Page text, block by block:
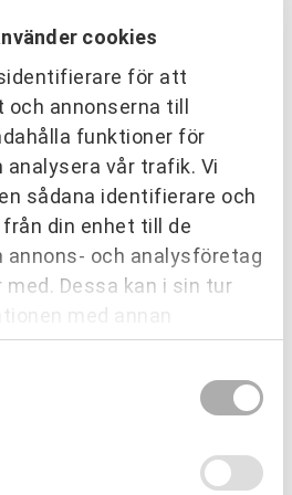
cookies
för att
och annonserna till
funktioner för
analysera vår trafik. Vi
sådana identifierare och
din enhet till de
annons- och analysföretag
Dessa kan i sin tur
med annan
har tillhandahållit eller
in när du har använt deras
TEAM & LEDARSKAP
PROFIL & KOMMUNIKATION